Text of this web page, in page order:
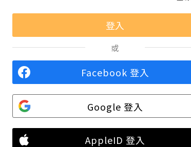
或
Facebook 登入
Google 登入
AppleID 登入